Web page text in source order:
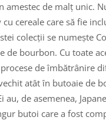
amestec de malț unic.
cereale care să fie
colecții se numește
de bourbon. Cu toate
de îmbătrânire
atât în butoaie de
au, de asemenea,
butoi care a fost